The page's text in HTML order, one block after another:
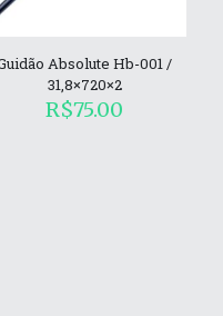
Absolute Hb-001 /
31,8×720×2
R$75.00